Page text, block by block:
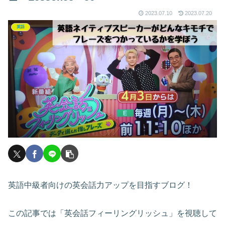
2023.07.10 2023.07.20
英語
英語中級者向けの英会話力アップを目指すブログ！
この記事では「英会話フィーリングリッシュ」を視聴して